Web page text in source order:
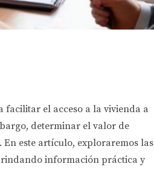
facilitar el acceso a la vivienda a
determinar el valor de
este artículo, exploraremos las
información práctica y